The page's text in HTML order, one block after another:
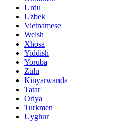
Urdu
Uzbek
Vietnamese
Welsh
Xhosa
Yiddish
Yoruba
Zulu
Kinyarwanda
Tatar
Oriya
Turkmen
Uyghur